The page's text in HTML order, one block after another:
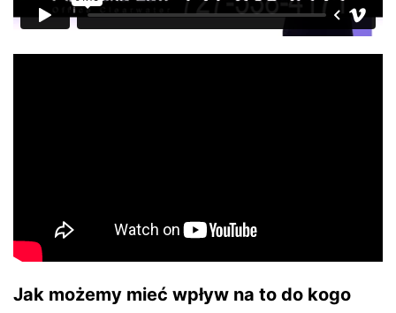
Jak możemy mieć wpływ na to do kogo